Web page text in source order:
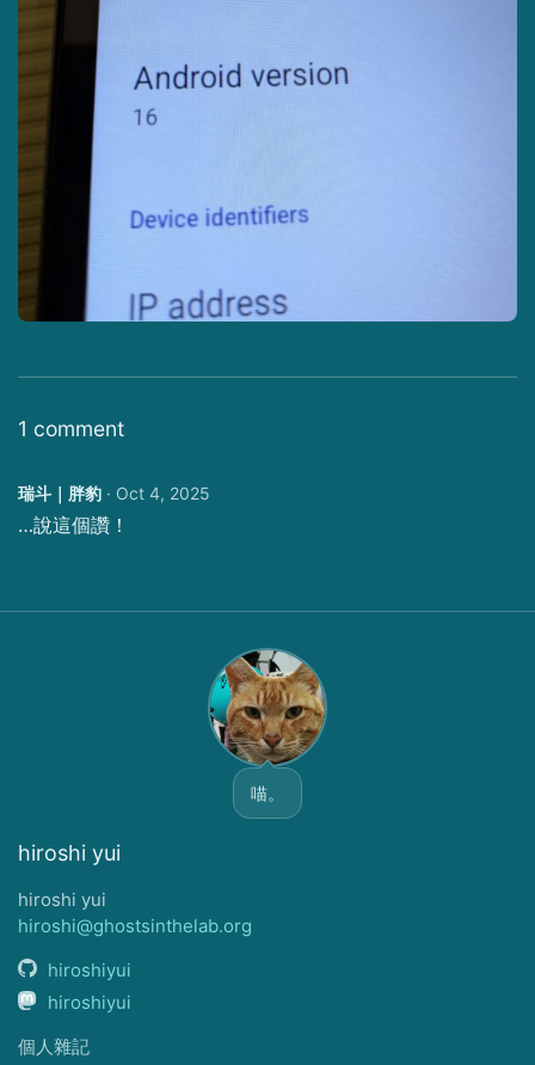
1 comment
瑞斗｜胖豹 · Oct 4, 2025
…說這個讚！
喵。
hiroshi yui
hiroshi yui
hiroshi@ghostsinthelab.org
hiroshiyui
hiroshiyui
個人雜記